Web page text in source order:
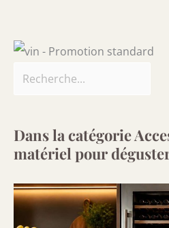
Dans la catégorie
matériel pour